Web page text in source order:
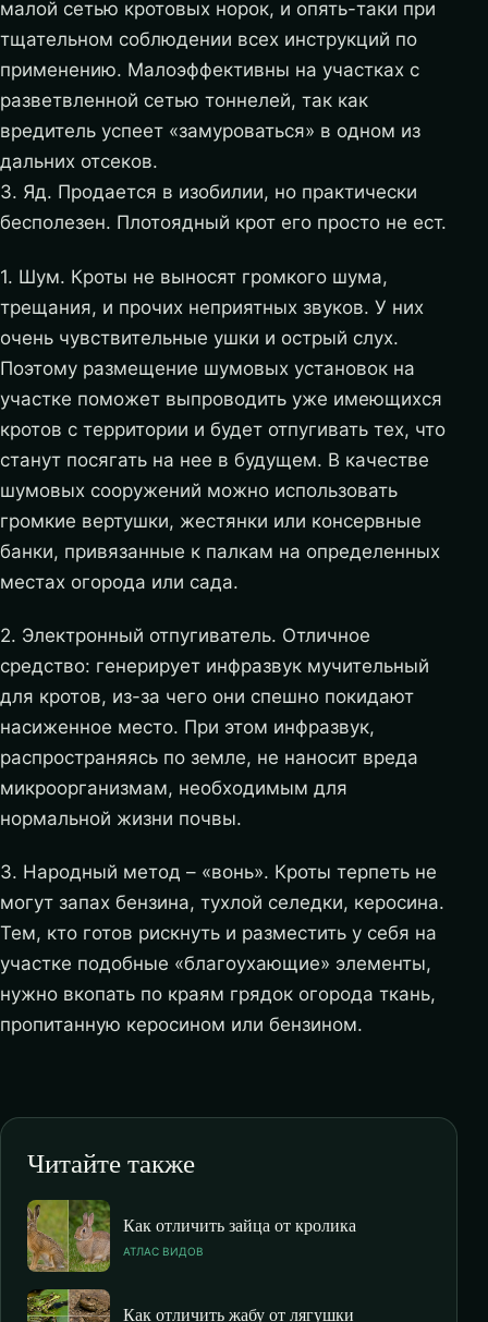
малой сетью кротовых норок, и опять-таки при
тщательном соблюдении всех инструкций по
применению. Малоэффективны на участках с
разветвленной сетью тоннелей, так как
вредитель успеет «замуроваться» в одном из
дальних отсеков.
3. Яд. Продается в изобилии, но практически
бесполезен. Плотоядный крот его просто не ест.
1. Шум. Кроты не выносят громкого шума,
трещания, и прочих неприятных звуков. У них
очень чувствительные ушки и острый слух.
Поэтому размещение шумовых установок на
участке поможет выпроводить уже имеющихся
кротов с территории и будет отпугивать тех, что
станут посягать на нее в будущем. В качестве
шумовых сооружений можно использовать
громкие вертушки, жестянки или консервные
банки, привязанные к палкам на определенных
местах огорода или сада.
2. Электронный отпугиватель. Отличное
средство: генерирует инфразвук мучительный
для кротов, из-за чего они спешно покидают
насиженное место. При этом инфразвук,
распространяясь по земле, не наносит вреда
микроорганизмам, необходимым для
нормальной жизни почвы.
3. Народный метод – «вонь». Кроты терпеть не
могут запах бензина, тухлой селедки, керосина.
Тем, кто готов рискнуть и разместить у себя на
участке подобные «благоухающие» элементы,
нужно вкопать по краям грядок огорода ткань,
пропитанную керосином или бензином.
Читайте также
Как отличить зайца от кролика
АТЛАС ВИДОВ
Как отличить жабу от лягушки